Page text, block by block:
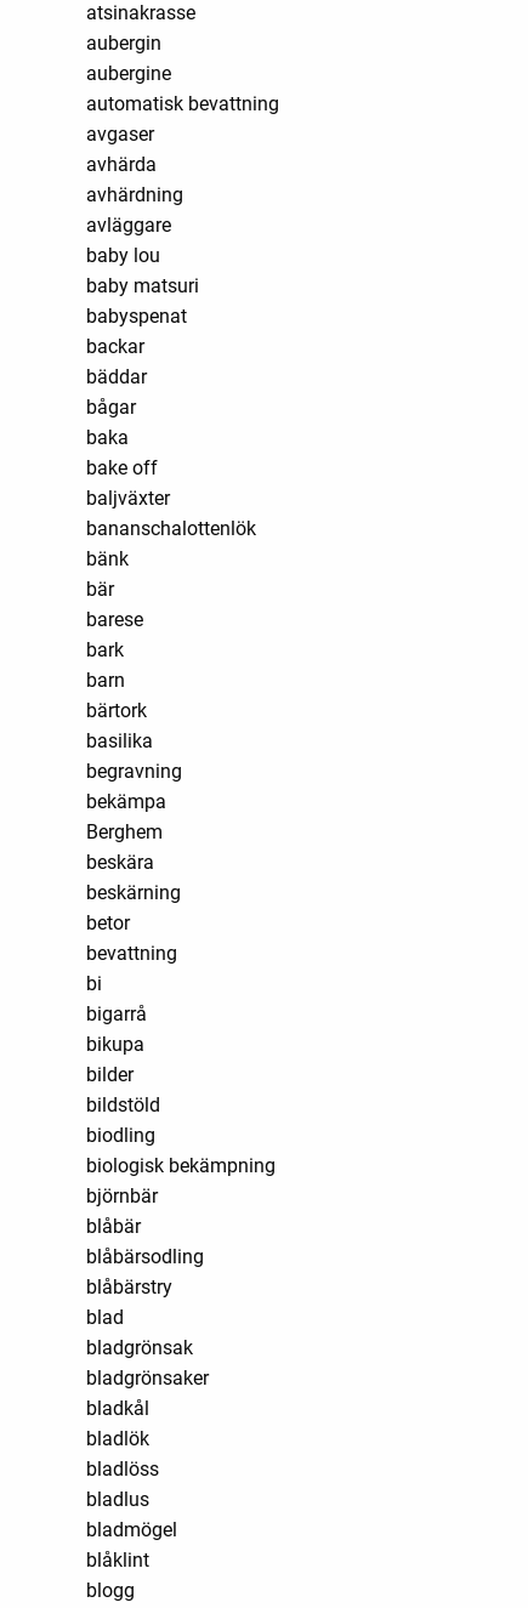
atsinakrasse
aubergin
aubergine
automatisk bevattning
avgaser
avhärda
avhärdning
avläggare
baby lou
baby matsuri
babyspenat
backar
bäddar
bågar
baka
bake off
baljväxter
bananschalottenlök
bänk
bär
barese
bark
barn
bärtork
basilika
begravning
bekämpa
Berghem
beskära
beskärning
betor
bevattning
bi
bigarrå
bikupa
bilder
bildstöld
biodling
biologisk bekämpning
björnbär
blåbär
blåbärsodling
blåbärstry
blad
bladgrönsak
bladgrönsaker
bladkål
bladlök
bladlöss
bladlus
bladmögel
blåklint
blogg